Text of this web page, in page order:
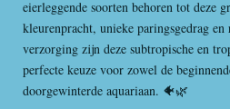
eierleggende soorten behoren tot deze
kleurenpracht, unieke paringsgedrag
verzorging zijn deze subtropische en
perfecte keuze voor zowel de
doorgewinterde aquariaan. 🐠🌿